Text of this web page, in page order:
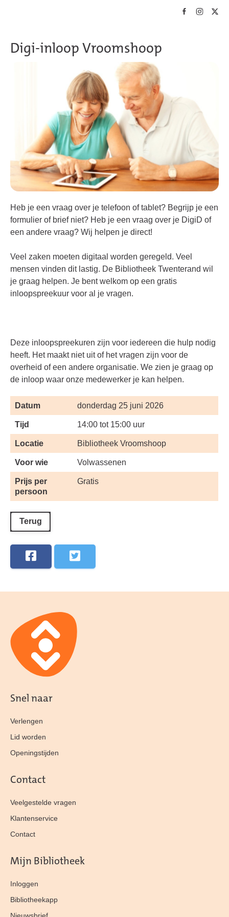
Digi-inloop Vroomshoop
Heb je een vraag over je telefoon of tablet? Begrijp je een
formulier of brief niet? Heb je een vraag over je DigiD of
een andere vraag? Wij helpen je direct!
Veel zaken moeten digitaal worden geregeld. Veel
mensen vinden dit lastig. De Bibliotheek Twenterand wil
je graag helpen. Je bent welkom op een gratis
inloopspreekuur voor al je vragen.
Deze inloopspreekuren zijn voor iedereen die hulp nodig
heeft. Het maakt niet uit of het vragen zijn voor de
overheid of een andere organisatie. We zien je graag op
de inloop waar onze medewerker je kan helpen.
Datum donderdag 25 juni 2026
Tijd 14:00 tot 15:00 uur
Locatie Bibliotheek Vroomshoop
Voor wie Volwassenen
Prijs per
persoon
Gratis
Terug
Snel naar
Verlengen
Lid worden
Openingstijden
Contact
Veelgestelde vragen
Klantenservice
Contact
Mijn Bibliotheek
Inloggen
Bibliotheekapp